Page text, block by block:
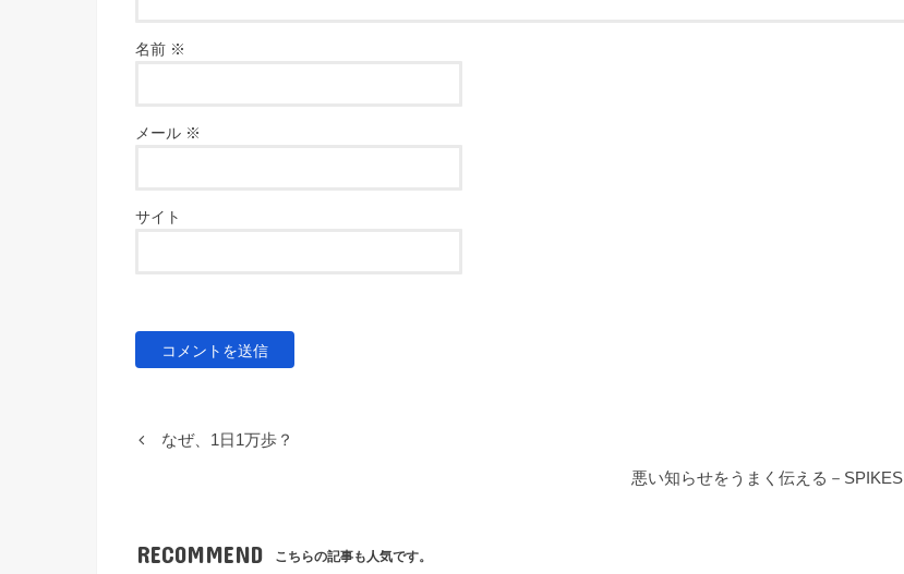
名前 ※
メール ※
サイト
なぜ、1日1万歩？
悪い知らせをうまく伝える－SPIKES
RECOMMEND こちらの記事も人気です。